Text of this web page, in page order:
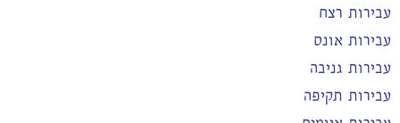
עבירות רצח
עבירות אונס
עבירות גניבה
עבירות תקיפה